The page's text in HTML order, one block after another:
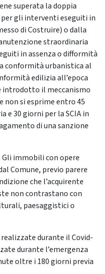
superata la doppia
gli interventi eseguiti in
di Costruire) o dalla
straordinaria
in assenza o difformità
conformità urbanistica al
edilizia all’epoca
introdotto il meccanismo
non si esprime entro 45
e 30 giorni per la SCIA in
di una sanzione
Gli immobili con opere
Comune, previo parere
che l’acquirente
non contrastano con
paesaggistici o
durante il Covid-
durante l’emergenza
oltre i 180 giorni previa